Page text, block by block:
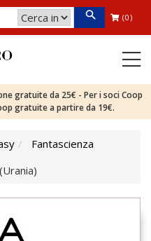
(0)
gratuite da 25€ - Per i soci Coop
gratuite a partire da 19€.
Fantascienza